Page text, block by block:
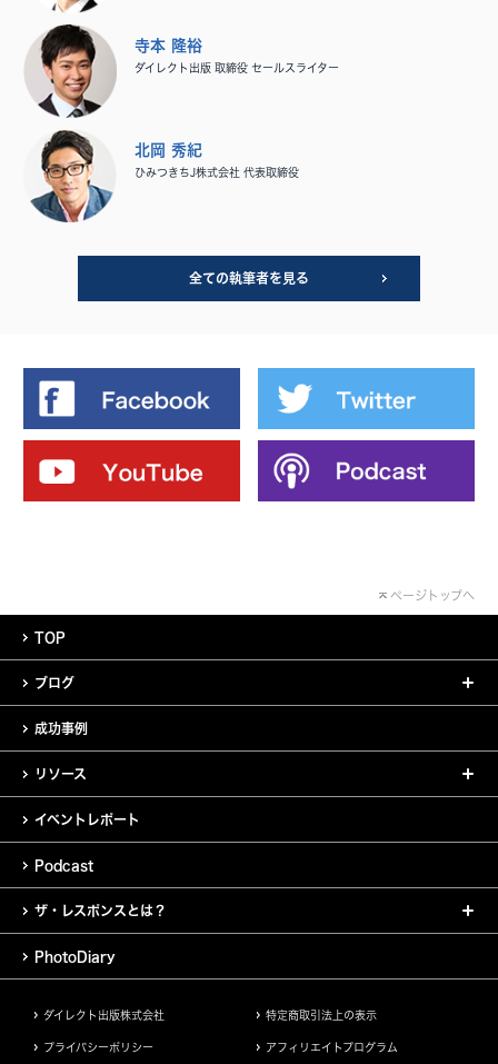
寺本 隆裕
ダイレクト出版 取締役 セールスライター
北岡 秀紀
ひみつきちJ株式会社 代表取締役
全ての執筆者を見る
ページトップへ
TOP
ブログ
成功事例
リソース
イベントレポート
Podcast
ザ・レスポンスとは？
PhotoDiary
ダイレクト出版株式会社 特定商取引法上の表示
プライバシーポリシー アフィリエイトプログラム